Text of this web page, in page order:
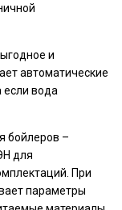
и
автоматические
если вода
бойлеров –
для
При
параметры